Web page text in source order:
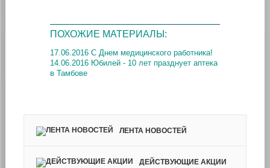
ПОХОЖИЕ МАТЕРИАЛЫ:
17.06.2016 С Днем медицинского работника!
14.06.2016 Юбилей - 10 лет празднует аптека
в Тамбове
ЛЕНТА НОВОСТЕЙ
ДЕЙСТВУЮЩИЕ АКЦИИ